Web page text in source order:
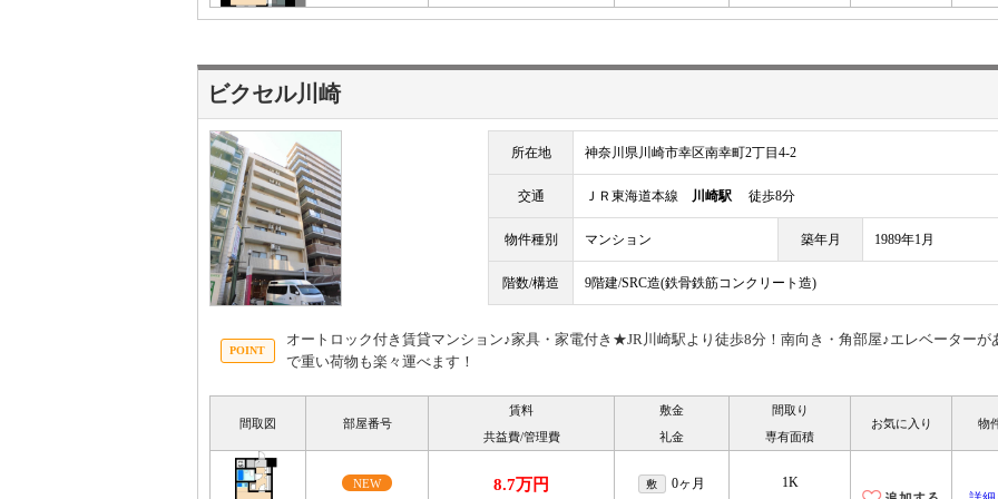
ビクセル川崎
所在地 神奈川県川崎市幸区南幸町2丁目4-2
交通 ＪＲ東海道本線 川崎駅 徒歩8分
物件種別 マンション 築年月 1989年1月
階数/構造 9階建/SRC造(鉄骨鉄筋コンクリート造)
オートロック付き賃貸マンション♪家具・家電付き★JR川崎駅より徒歩8分！南向き・角部屋♪エレベーターが
で重い荷物も楽々運べます！
間取図 部屋番号
賃料
共益費/管理費
敷金
礼金
間取り
専有面積
お気に入り 物
NEW 8.7万円 敷 0ヶ月
1K